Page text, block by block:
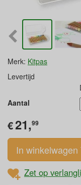
Merk: Kitpas
Levertijd
Aantal
€21,99
In winkelwagen
Zet op